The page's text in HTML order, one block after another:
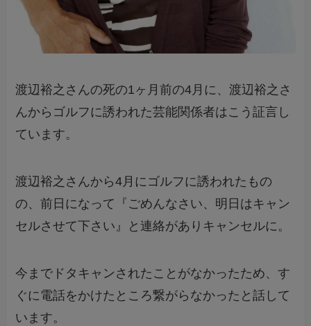
渡辺裕之さんの死の1ヶ月前の4月に、渡辺裕之さ
んからゴルフに誘われた芸能関係者はこう証言し
ています。
渡辺裕之さんから4月にゴルフに誘われたもの
の、前日になって『ごめんなさい、明日はキャン
セルさせて下さい』と連絡がありキャンセルに。
今までドタキャンされたことがなかったため、す
ぐに電話をかけたところ繋がらなかったと話して
います。